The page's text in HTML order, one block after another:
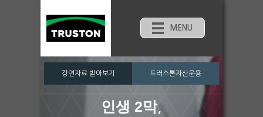
MENU
강연자료 받아보기 트러스톤자산운용
인생 2막,